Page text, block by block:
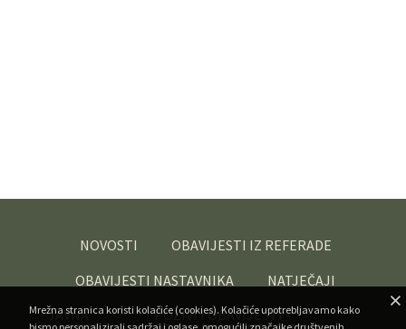
NOVOSTI
OBAVIJESTI IZ REFERADE
OBAVIJESTI NASTAVNIKA
NATJEČAJI
JAVNA
POZIVI I OBAVIJESTI -
Mrežna stranica koristi kolačiće (cookies). Kolačiće upotrebljavamo kako